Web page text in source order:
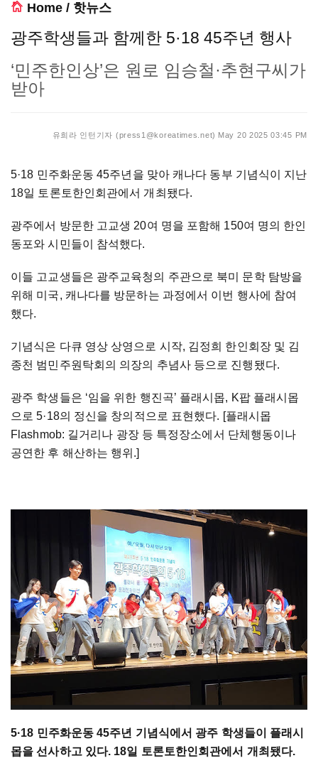
Home / 핫뉴스
광주학생들과 함께한 5·18 45주년 행사
‘민주한인상’은 원로 임승철·추현구씨가
받아
유희라 인턴기자 (press1@koreatimes.net) May 20 2025 03:45 PM
5·18 민주화운동 45주년을 맞아 캐나다 동부 기념식이 지난
18일 토론토한인회관에서 개최됐다.
광주에서 방문한 고교생 20여 명을 포함해 150여 명의 한인
동포와 시민들이 참석했다.
이들 고교생들은 광주교육청의 주관으로 북미 문학 탐방을
위해 미국, 캐나다를 방문하는 과정에서 이번 행사에 참여
했다.
기념식은 다큐 영상 상영으로 시작, 김정희 한인회장 및 김
종천 범민주원탁회의 의장의 추념사 등으로 진행됐다.
광주 학생들은 ‘임을 위한 행진곡’ 플래시몹, K팝 플래시몹
으로 5·18의 정신을 창의적으로 표현했다. [플래시몹
Flashmob: 길거리나 광장 등 특정장소에서 단체행동이나
공연한 후 해산하는 행위.]
5·18 민주화운동 45주년 기념식에서 광주 학생들이 플래시
몹을 선사하고 있다. 18일 토론토한인회관에서 개최됐다.